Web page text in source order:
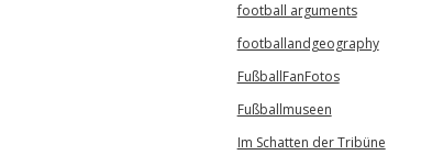
football arguments
footballandgeography
FußballFanFotos
Fußballmuseen
Im Schatten der Tribüne